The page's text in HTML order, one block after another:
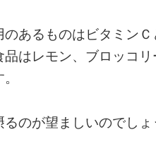
あるものはビタミン
はレモン、ブロッコリ
のが望ましいのでしょ